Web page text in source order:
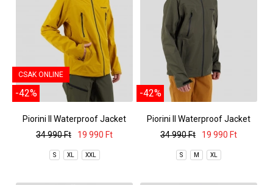
CSAK ONLINE
-42%
Piorini II Waterproof Jacket
34 990 Ft
19 990 Ft
S XL XXL
-42%
Piorini II Waterproof Jacket
34 990 Ft
19 990 Ft
S M XL